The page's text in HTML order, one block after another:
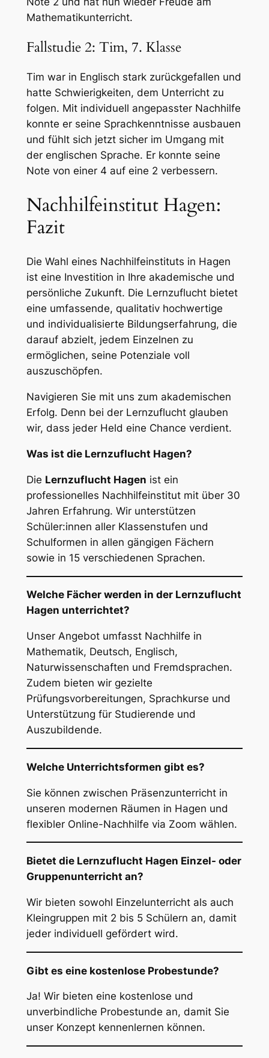
Mathematikunterricht.
Fallstudie 2: Tim, 7. Klasse
Tim war in Englisch stark zurückgefallen und
hatte Schwierigkeiten, dem Unterricht zu
folgen. Mit individuell angepasster Nachhilfe
konnte er seine Sprachkenntnisse ausbauen
und fühlt sich jetzt sicher im Umgang mit
der englischen Sprache. Er konnte seine
Note von einer 4 auf eine 2 verbessern.
Nachhilfeinstitut Hagen:
Fazit
Die Wahl eines Nachhilfeinstituts in Hagen
ist eine Investition in Ihre akademische und
persönliche Zukunft. Die Lernzuflucht bietet
eine umfassende, qualitativ hochwertige
und individualisierte Bildungserfahrung, die
darauf abzielt, jedem Einzelnen zu
ermöglichen, seine Potenziale voll
auszuschöpfen.
Navigieren Sie mit uns zum akademischen
Erfolg. Denn bei der Lernzuflucht glauben
wir, dass jeder Held eine Chance verdient.
Was ist die Lernzuflucht Hagen?
Die Lernzuflucht Hagen ist ein
professionelles Nachhilfeinstitut mit über 30
Jahren Erfahrung. Wir unterstützen
Schüler:innen aller Klassenstufen und
Schulformen in allen gängigen Fächern
sowie in 15 verschiedenen Sprachen.
Welche Fächer werden in der Lernzuflucht
Hagen unterrichtet?
Unser Angebot umfasst Nachhilfe in
Mathematik, Deutsch, Englisch,
Naturwissenschaften und Fremdsprachen.
Zudem bieten wir gezielte
Prüfungsvorbereitungen, Sprachkurse und
Unterstützung für Studierende und
Auszubildende.
Welche Unterrichtsformen gibt es?
Sie können zwischen Präsenzunterricht in
unseren modernen Räumen in Hagen und
flexibler Online-Nachhilfe via Zoom wählen.
Bietet die Lernzuflucht Hagen Einzel- oder
Gruppenunterricht an?
Wir bieten sowohl Einzelunterricht als auch
Kleingruppen mit 2 bis 5 Schülern an, damit
jeder individuell gefördert wird.
Gibt es eine kostenlose Probestunde?
Ja! Wir bieten eine kostenlose und
unverbindliche Probestunde an, damit Sie
unser Konzept kennenlernen können.